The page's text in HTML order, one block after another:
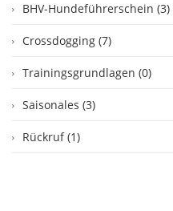
BHV-Hundeführerschein (3)
Crossdogging (7)
Trainingsgrundlagen (0)
Saisonales (3)
Rückruf (1)